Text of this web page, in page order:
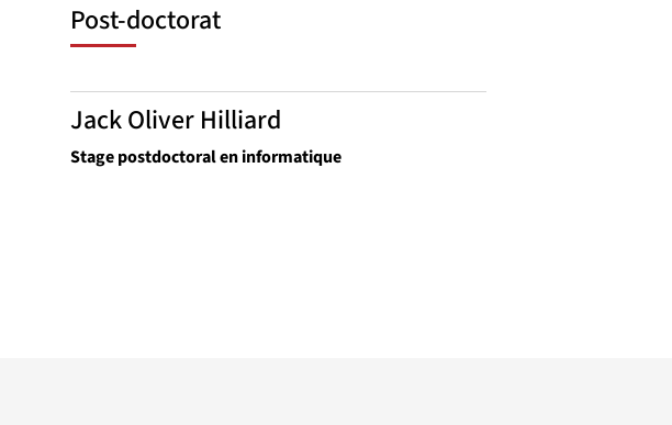
Post-doctorat
Jack Oliver Hilliard
Stage postdoctoral en informatique